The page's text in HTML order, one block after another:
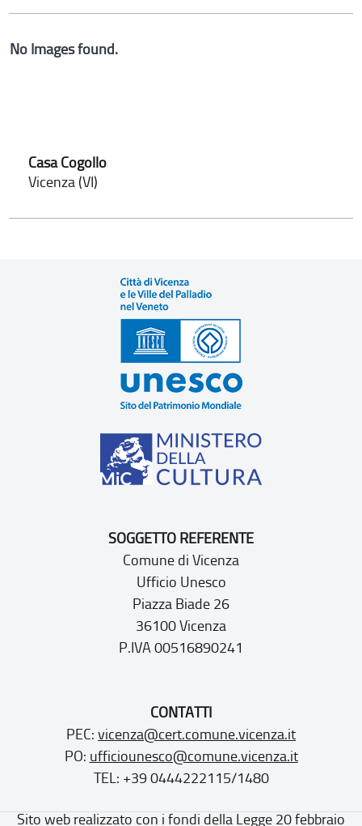
No Images found.
Casa Cogollo
Vicenza (VI)
SOGGETTO REFERENTE
Comune di Vicenza
Ufficio Unesco
Piazza Biade 26
36100 Vicenza
P.IVA 00516890241
CONTATTI
PEC: vicenza@cert.comune.vicenza.it
PO: ufficiounesco@comune.vicenza.it
TEL: +39 0444222115/1480
Sito web realizzato con i fondi della Legge 20 febbraio